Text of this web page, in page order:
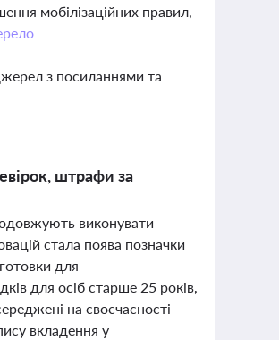
мобілізаційних правил,
з посиланнями та
штрафи за
виконувати
стала поява позначки
для
для осіб старше 25 років,
на своєчасності
вкладення у